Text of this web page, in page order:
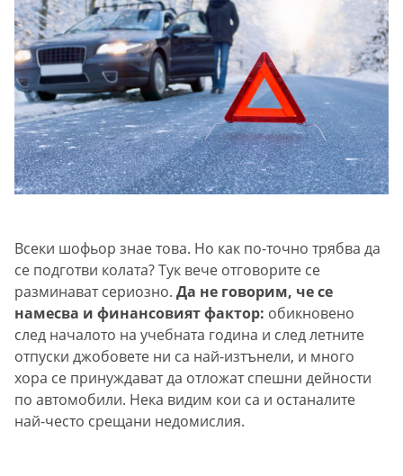
Всеки шофьор знае това. Но как по-точно трябва да
се подготви колата? Тук вече отговорите се
разминават сериозно. Да не говорим, че се
намесва и финансовият фактор: обикновено
след началото на учебната година и след летните
отпуски джобовете ни са най-изтънели, и много
хора се принуждават да отложат спешни дейности
по автомобили. Нека видим кои са и останалите
най-често срещани недомислия.